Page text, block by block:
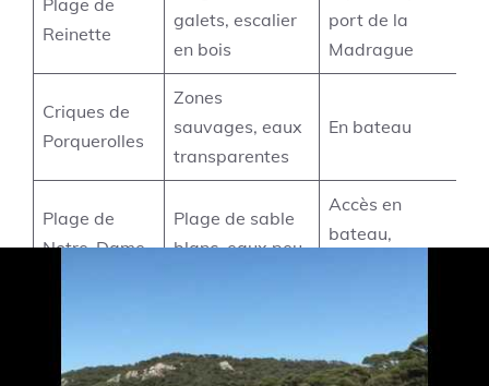
Plage de
Reinette
galets, escalier
en bois
port de la
Madrague
Criques de
Porquerolles
Zones
sauvages, eaux
transparentes
En bateau
Plage de
Notre-Dame
Plage de sable
blanc, eaux peu
Accès en
bateau,
Pour approfondir votre découverte des trésors